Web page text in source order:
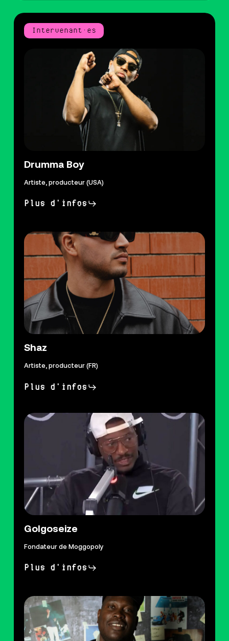
Intervenant·es
Drumma Boy
Artiste, producteur (USA)
Plus d'infos
Shaz
Artiste, producteur (FR)
Plus d'infos
Golgoseize
Fondateur de Moggopoly
Plus d'infos